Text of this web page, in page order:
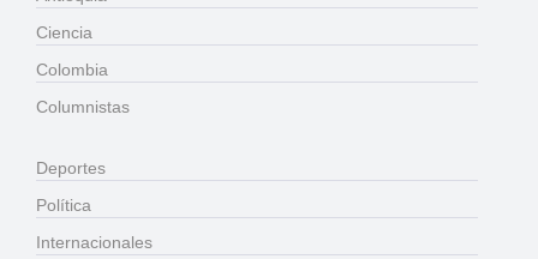
Ciencia
Colombia
Columnistas
Deportes
Política
Internacionales